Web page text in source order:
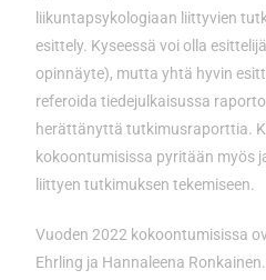
liikuntapsykologiaan liittyvien
esittely. Kyseessä voi olla
opinnäyte), mutta yhtä hyvin
referoida tiedejulkaisussa
herättänyttä tutkimusraporttia.
kokoontumisissa pyritään myös
liittyen tutkimuksen tekemiseen.
Vuoden 2022 kokoontumisissa
Ehrling ja Hannaleena Ronkainen.